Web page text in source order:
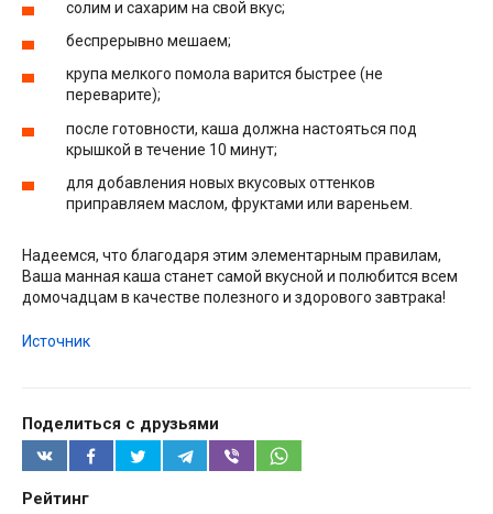
солим и сахарим на свой вкус;
беспрерывно мешаем;
крупа мелкого помола варится быстрее (не
переварите);
после готовности, каша должна настояться под
крышкой в течение 10 минут;
для добавления новых вкусовых оттенков
приправляем маслом, фруктами или вареньем.
Надеемся, что благодаря этим элементарным правилам,
Ваша манная каша станет самой вкусной и полюбится всем
домочадцам в качестве полезного и здорового завтрака!
Источник
Поделиться с друзьями
Рейтинг